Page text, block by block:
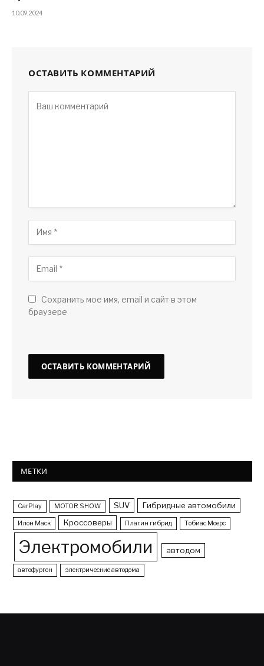
10.09.2024
ОСТАВИТЬ КОММЕНТАРИЙ
Сохранить мое имя, email и сайт в этом
браузере
МЕТКИ
CarPlay MOTOR SHOW SUV Гибридные автомобили
Илон Маск Кроссоверы Плагин гибрид Тобиас Моерс
Электромобили автодом
автофургон электрические автодома